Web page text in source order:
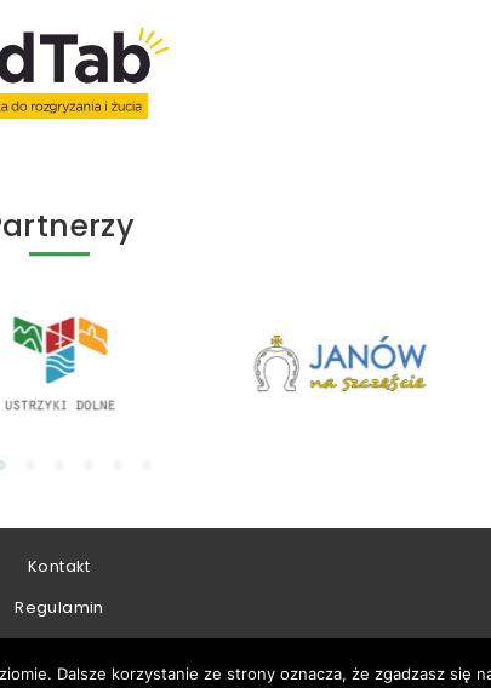
Kontakt
Regulamin
Dalsze korzystanie ze strony oznacza, że zgadzasz się